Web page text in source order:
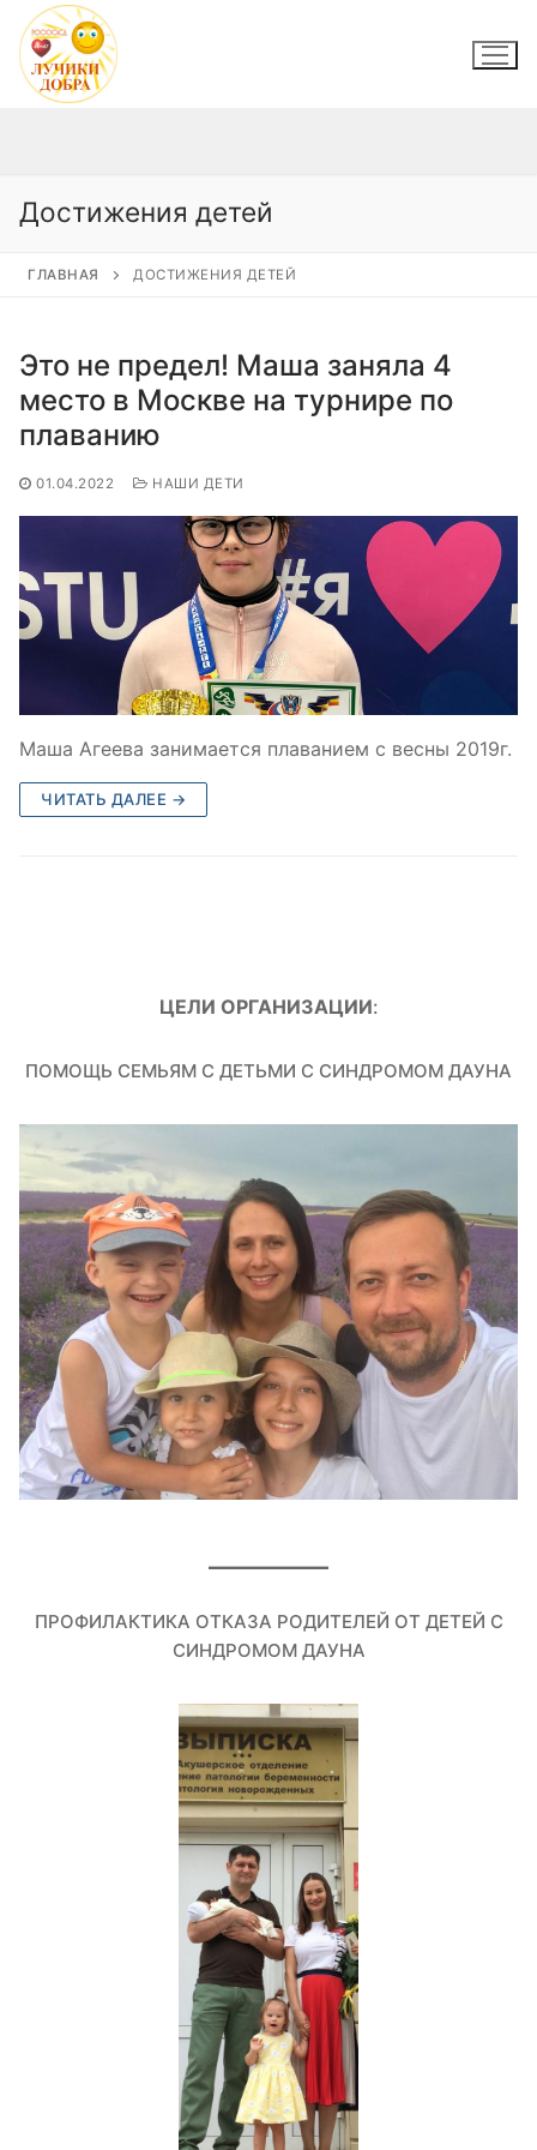
Перейти
содержимому
Достижения детей
ГЛАВНАЯ ДОСТИЖЕНИЯ ДЕТЕЙ
Это не предел! Маша заняла 4
место в Москве на турнире по
плаванию
01.04.2022 НАШИ ДЕТИ
Маша Агеева занимается плаванием с весны 2019г.
ЧИТАТЬ ДАЛЕЕ →
ЦЕЛИ ОРГАНИЗАЦИИ:
ПОМОЩЬ СЕМЬЯМ С ДЕТЬМИ С СИНДРОМОМ ДАУНА
ПРОФИЛАКТИКА ОТКАЗА РОДИТЕЛЕЙ ОТ ДЕТЕЙ С
СИНДРОМОМ ДАУНА